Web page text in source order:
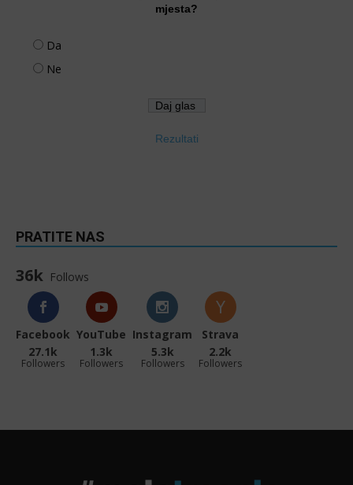
mjesta?
Da
Ne
Rezultati
PRATITE NAS
36k Follows
Facebook
27.1k
Followers
YouTube
1.3k
Followers
Instagram
5.3k
Followers
Strava
2.2k
Followers